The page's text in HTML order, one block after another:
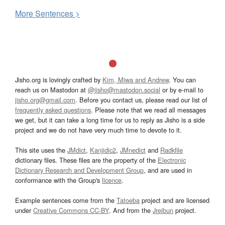
MoreSentences >
Jisho.org is lovingly crafted by Kim, Miwa and Andrew. You can
reach us on Mastodon at @jisho@mastodon.social or by e-mail to
jisho.org@gmail.com. Before you contact us, please read our list of
frequently asked questions. Please note that we read all messages
we get, but it can take a long time for us to reply as Jisho is a side
project and we do not have very much time to devote to it.
This site uses the JMdict, Kanjidic2, JMnedict and Radkfile
dictionary files. These files are the property of the Electronic
Dictionary Research and Development Group, and are used in
conformance with the Group's licence.
Example sentences come from the Tatoeba project and are licensed
underCreative Commons CC-BY. And from the Jreibun project.